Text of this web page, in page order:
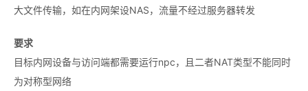
大文件传输，如在内网架设NAS，流量不经过服务器转发
要求
目标内网设备与访问端都需要运行npc，且二者NAT类型不能同时
为对称型网络